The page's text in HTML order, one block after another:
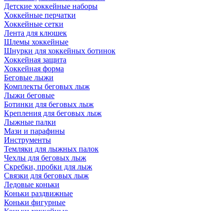
Детские хоккейные наборы
Хоккейные перчатки
Хоккейные сетки
Лента для клюшек
Шлемы хоккейные
Шнурки для хоккейных ботинок
Хоккейная защита
Хоккейная форма
Беговые лыжи
Комплекты беговых лыж
Лыжи беговые
Ботинки для беговых лыж
Крепления для беговых лыж
Лыжные палки
Мази и парафины
Инструменты
Темляки для лыжных палок
Чехлы для беговых лыж
Скребки, пробки для лыж
Связки для беговых лыж
Ледовые коньки
Коньки раздвижные
Коньки фигурные